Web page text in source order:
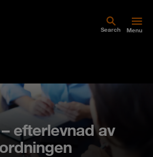
Search Menu
efterlevnad av